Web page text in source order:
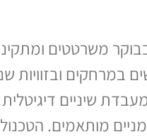
משרטטים
במרחקים ובזוויות
שיניים
מותאמים.